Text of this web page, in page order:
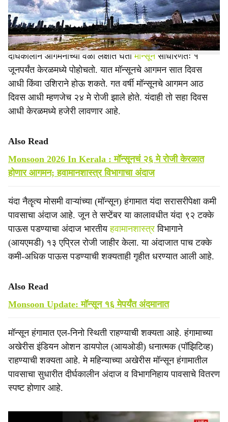
e
आहे. या अंदाजानुसार मॉन्सूनचे आगमन चार दिवस मागे-पुढे होण्याची
शक्यताही गृहीत धरण्यात आली आहे.
दीर्घकालीन आगमनाच्या वेळा लक्षात घेता मॉन्सून साधारणतः १
जूनपर्यंत केरळमध्ये पोहोचतो. यात मॉन्सूनचे आगमन सात दिवस
आधी किंवा उशिराने होऊ शकते. गत वर्षी मॉन्सूनचे आगमन आठ
दिवस आधी म्हणजेच २४ मे रोजी झाले होते. यंदाही तो सहा दिवस
आधी केरळमध्ये हजेरी लावणार आहे.
Also Read
Monsoon 2026 In Kerala : मॉन्सूनचं २६ मे रोजी केरळात
होणार आगमन; हवामानशास्त्र विभागाचा अंदाज
यंदा नैॡत्य मोसमी वाऱ्यांच्या (मॉन्सून) हंगामात यंदा सरासरीपेक्षा कमी
पावसाचा अंदाज आहे. जून ते सप्टेंबर या कालावधीत यंदा ९२ टक्के
पाऊस पडण्याचा अंदाज भारतीयहवामानशास्त्रविभागाने
(आयएमडी) १३ एप्रिल रोजी जाहीर केला. या अंदाजात पाच टक्के
कमी-अधिक पाऊस पडण्याची शक्‍यताही गृहीत धरण्यात आली आहे.
Also Read
Monsoon Update: मॉन्सून १६ मेपर्यंत अंदमानात
मॉन्सून हंगामात एल-निनो स्थिती राहण्याची शक्यता आहे. हंगामाच्या
अखेरीस इंडियन ओशन डायपोल (आयओडी) धनात्मक (पॉझिटिव्ह)
राहण्याची शक्यता आहे. मे महिन्याच्या अखेरीस मॉन्सून हंगामातील
पावसाचा सुधारीत दीर्घकालीन अंदाज व विभागनिहाय पावसाचे वितरण
स्पष्ट होणार आहे.